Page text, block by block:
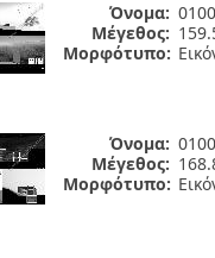
Όνομα:
Μέγεθος:
Μορφότυπο:
Όνομα:
Μέγεθος:
Μορφότυπο: